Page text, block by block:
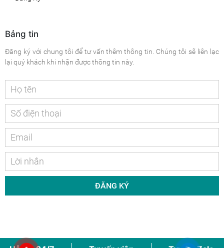
Bảng tin
Đăng ký với chung tôi để tư vấn thêm thông tin. Chúng tôi sẽ liên lạc
lại quý khách khi nhận được thông tin này.
ĐĂNG KÝ